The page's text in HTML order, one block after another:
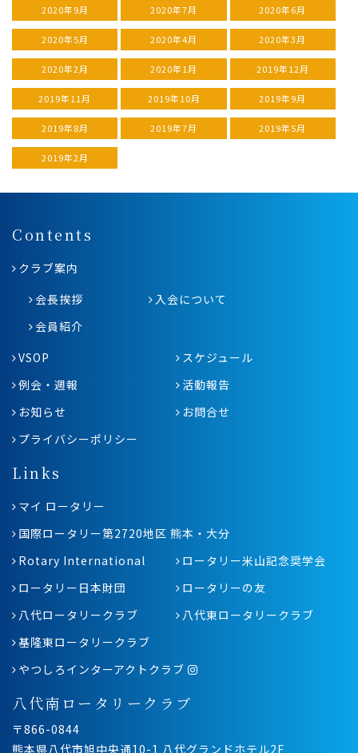
2020年9月 2020年7月 2020年6月
2020年5月 2020年4月 2020年3月
2020年2月 2020年1月 2019年12月
2019年11月 2019年10月 2019年9月
2019年8月 2019年7月 2019年5月
2019年2月
Contents
クラブ案内
会長挨拶
入会について
会員紹介
VSOP
スケジュール
例会・週報
活動報告
お知らせ
お問合せ
プライバシーポリシー
Links
マイ ロータリー
国際ロータリー第2720地区 熊本・大分
Rotary International
ロータリー米山記念奨学会
ロータリー日本財団
ロータリーの友
八代ロータリークラブ
八代東ロータリークラブ
基隆東ロータリークラブ
やつしろインターアクトクラブ
八代南ロータリークラブ
〒866-0844
熊本県八代市旭中央通10-1 八代グランドホテル2F